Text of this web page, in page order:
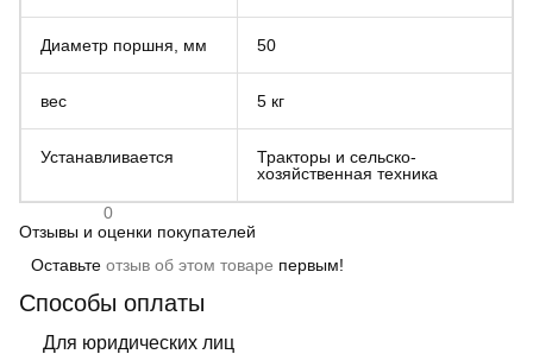
Диаметр поршня, мм 50
вес 5 кг
Устанавливается
Тракторы и сельско-
хозяйственная техника
0
Отзывы и оценки покупателей
Оставьте отзыв об этом товаре первым!
Способы оплаты
Для юридических лиц